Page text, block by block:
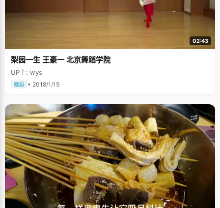
02:43
梨园一生 王豪一 北京舞蹈学院
UP主: wys
舞蹈 • 2018/1/15